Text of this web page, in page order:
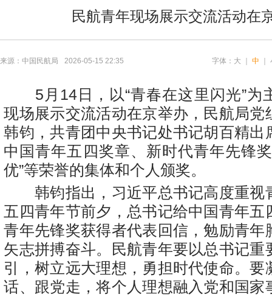
民航青年现场展示交流活动在
来源：中国民航局 2026-05-15 22:35 字体： 大 中
5月14日，以“青春在这里闪光”为
现场展示交流活动在京举办，民航局党
韩钧，共青团中央书记处书记胡百精出
中国青年五四奖章、新时代青年先锋
优”等荣誉的集体和个人颁奖。
韩钧指出，习近平总书记高度重视
五四青年节前夕，总书记给中国青年五
青年先锋奖获得者代表回信，勉励青年
矢志拼搏奋斗。民航青年要以总书记重
引，树立远大理想，勇担时代使命。要
话、跟党走，将个人理想融入党和国家
开